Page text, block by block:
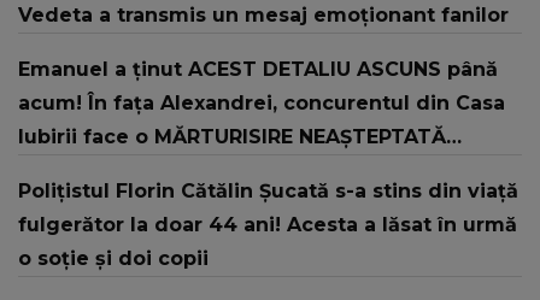
Vedeta a transmis un mesaj emoționant fanilor
Emanuel a ținut ACEST DETALIU ASCUNS până
acum! În fața Alexandrei, concurentul din Casa
Iubirii face o MĂRTURISIRE NEAȘTEPTATĂ
te iubesc pentru că..."
Polițistul Florin Cătălin Șucată s-a stins din viață
fulgerător la doar 44 ani! Acesta a lăsat în urmă
o soție și doi copii